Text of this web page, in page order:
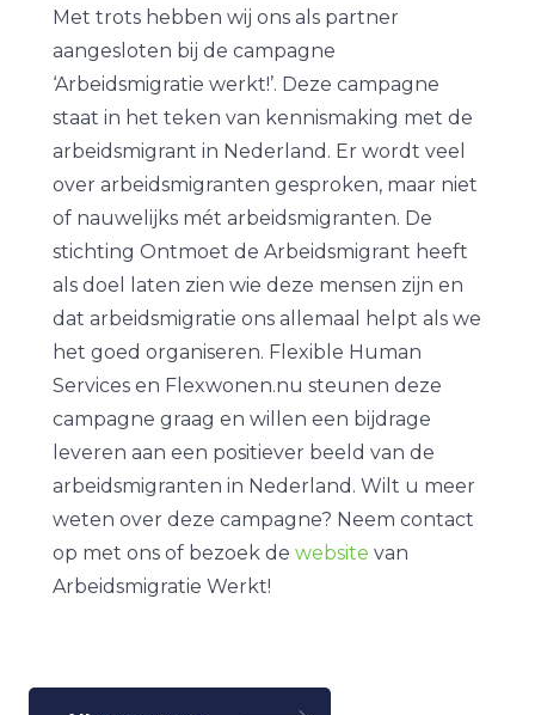
Met trots hebben wij ons als partner
aangesloten bij de campagne
‘Arbeidsmigratie werkt!’. Deze campagne
staat in het teken van kennismaking met de
arbeidsmigrant in Nederland. Er wordt veel
over arbeidsmigranten gesproken, maar niet
of nauwelijks mét arbeidsmigranten. De
stichting Ontmoet de Arbeidsmigrant heeft
als doel laten zien wie deze mensen zijn en
dat arbeidsmigratie ons allemaal helpt als we
het goed organiseren. Flexible Human
Services en Flexwonen.nu steunen deze
campagne graag en willen een bijdrage
leveren aan een positiever beeld van de
arbeidsmigranten in Nederland. Wilt u meer
weten over deze campagne? Neem contact
op met ons of bezoek de website van
Arbeidsmigratie Werkt!